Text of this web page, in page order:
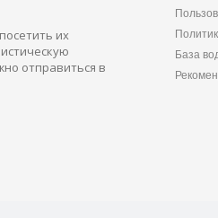
их
отправиться в
База